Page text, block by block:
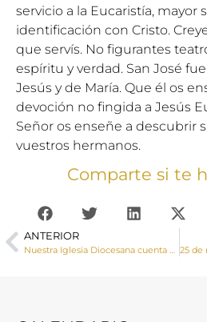
servicio a la Eucaristía, mayor
identificación con Cristo.
que servís. No figurantes
espíritu y verdad. San José
Jesús y de María. Que él os
devoción no fingida a Jesús
Señor os enseñe a descubrir
vuestros hermanos.
Comparte si te
ANTERIOR